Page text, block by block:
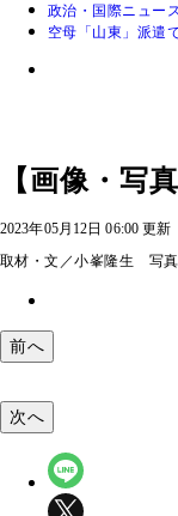
政治・国際ニュース
空母「山東」派遣
【画像・写
2023年05月12日 06:00 更新
取材・文／小峯隆生 写
前へ
次へ